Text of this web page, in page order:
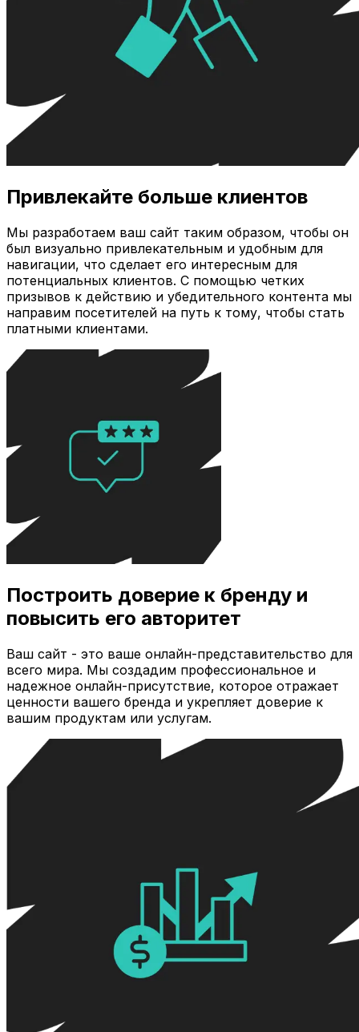
Привлекайте больше клиентов
Мы разработаем ваш сайт таким образом, чтобы он
был визуально привлекательным и удобным для
навигации, что сделает его интересным для
потенциальных клиентов. С помощью четких
призывов к действию и убедительного контента мы
направим посетителей на путь к тому, чтобы стать
платными клиентами.
Построить доверие к бренду и
повысить его авторитет
Ваш сайт - это ваше онлайн-представительство для
всего мира. Мы создадим профессиональное и
надежное онлайн-присутствие, которое отражает
ценности вашего бренда и укрепляет доверие к
вашим продуктам или услугам.